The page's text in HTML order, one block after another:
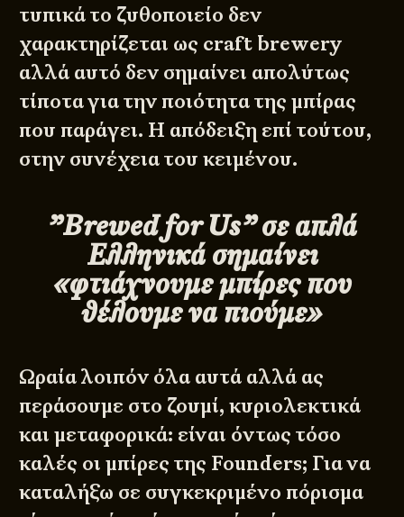
τυπικά το ζυθοποιείο δεν
χαρακτηρίζεται ως craft brewery
αλλά αυτό δεν σημαίνει απολύτως
τίποτα για την ποιότητα της μπίρας
που παράγει. Η απόδειξη επί τούτου,
στην συνέχεια του κειμένου.
”Brewed for Us” σε απλά
Ελληνικά σημαίνει
«φτιάχνουμε μπίρες που
θέλουμε να πιούμε»
Ωραία λοιπόν όλα αυτά αλλά ας
περάσουμε στο ζουμί, κυριολεκτικά
και μεταφορικά: είναι όντως τόσο
καλές οι μπίρες της Founders; Για να
καταλήξω σε συγκεκριμένο πόρισμα